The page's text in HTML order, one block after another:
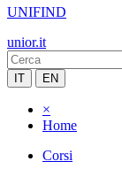
UNIFIND
unior.it
IT EN
×
Home
Corsi